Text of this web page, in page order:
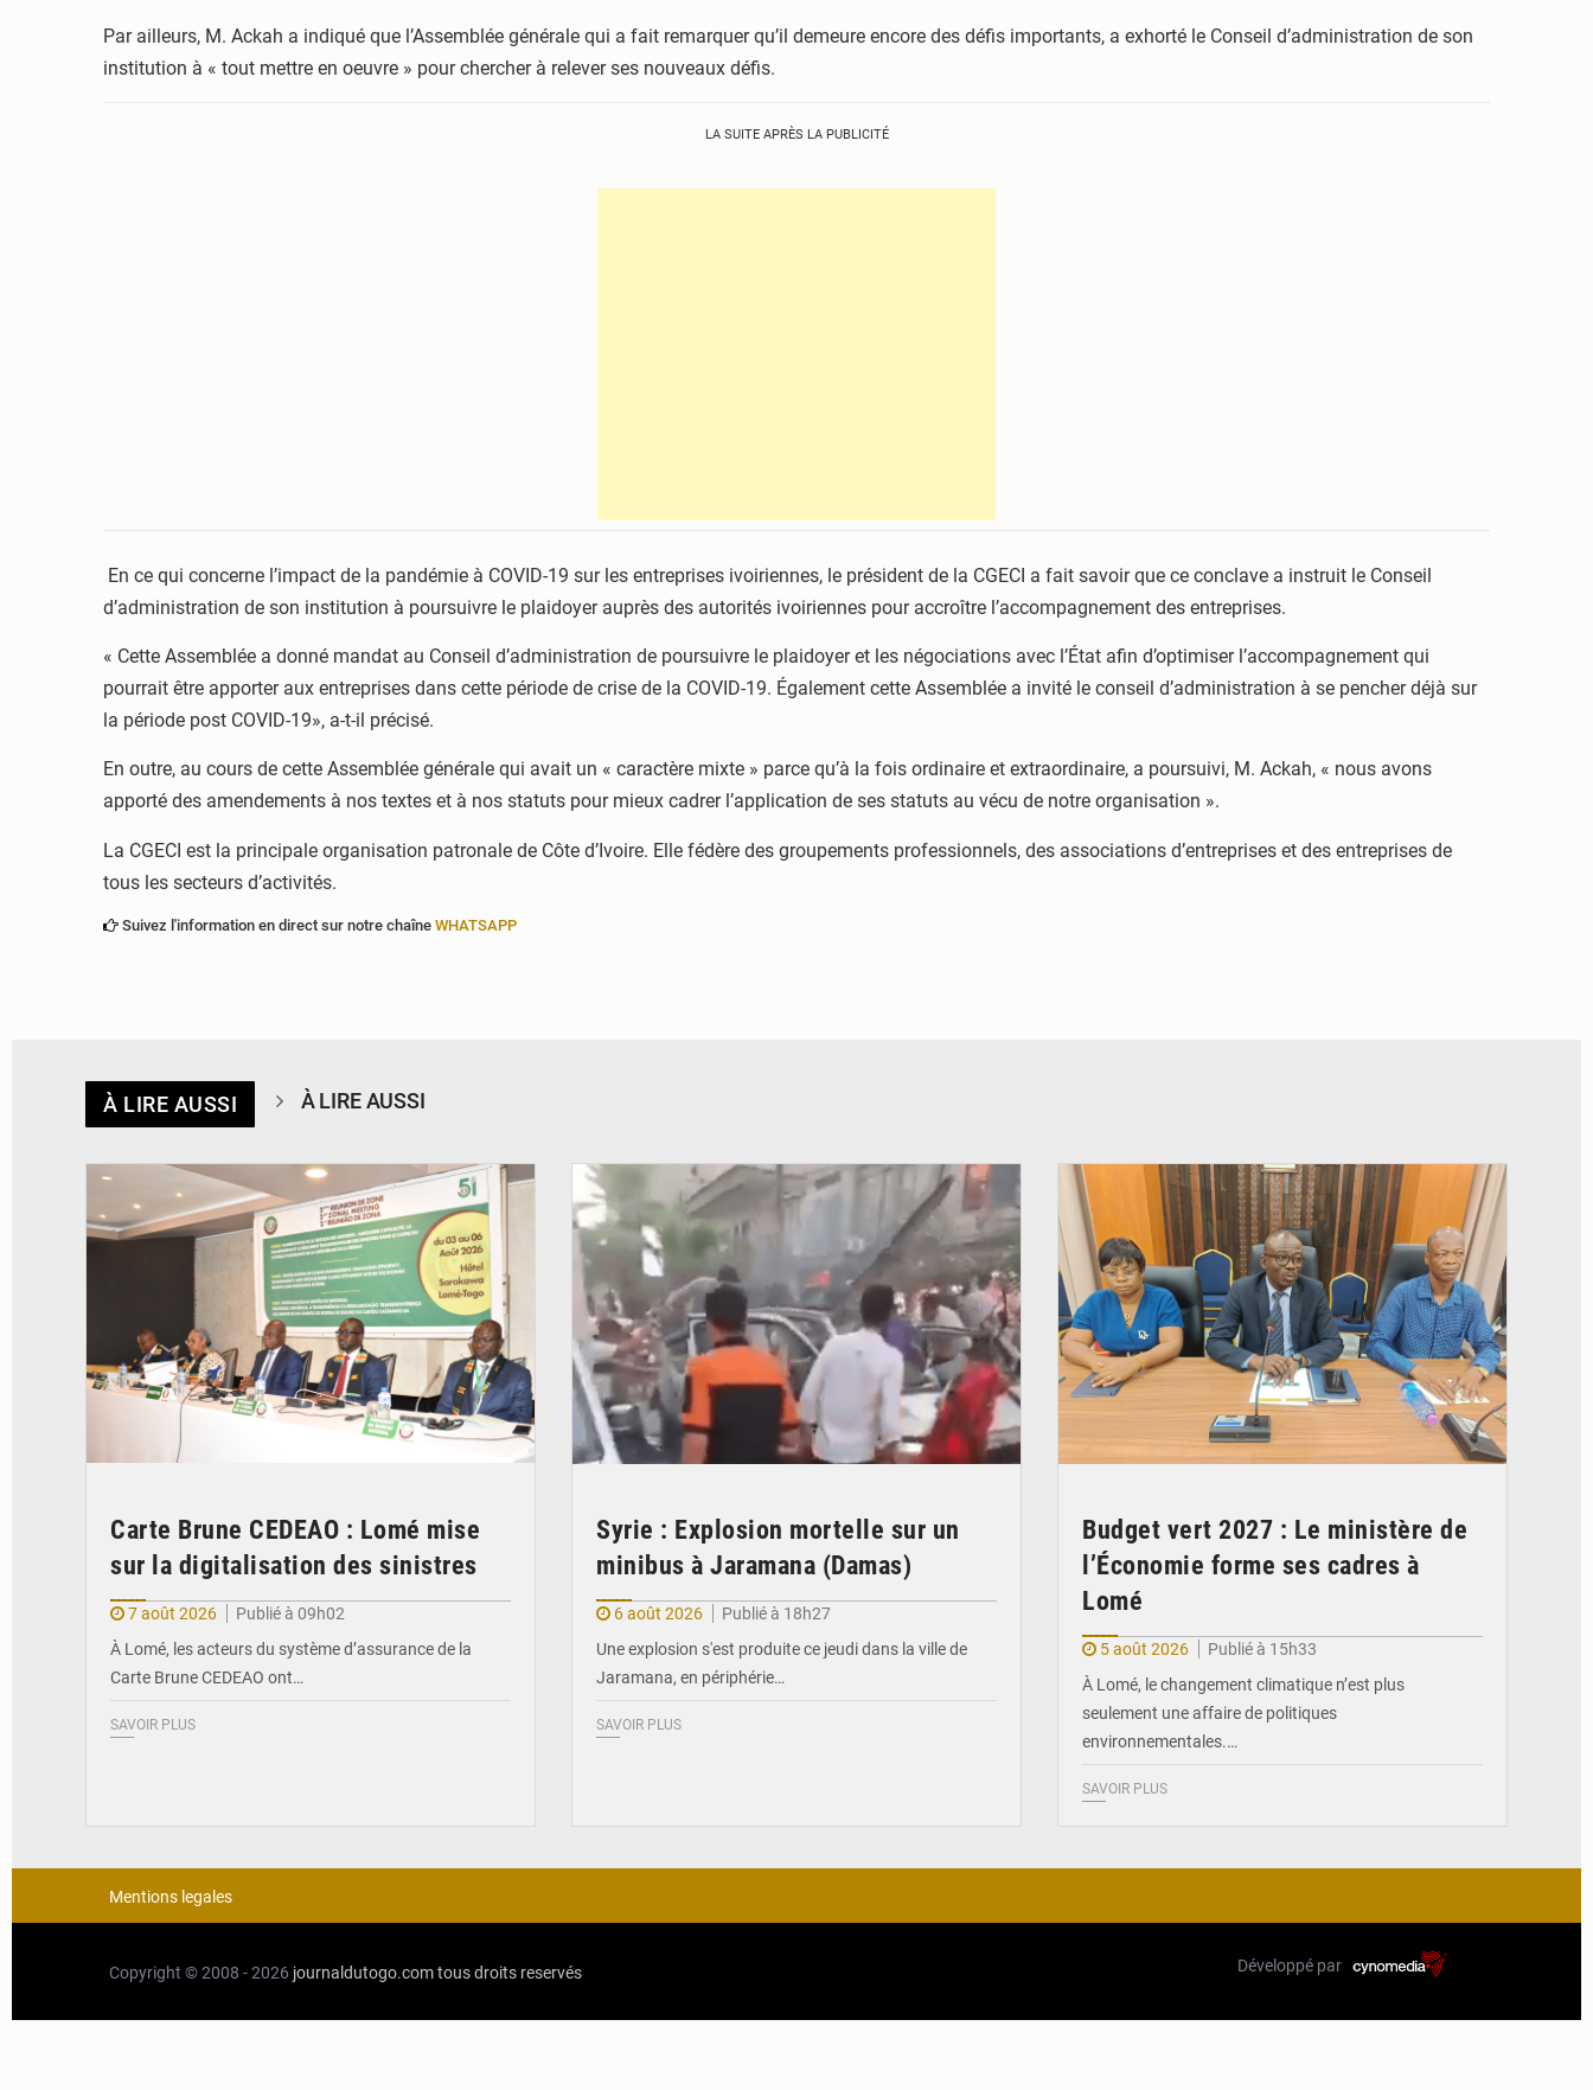
Par ailleurs, M. Ackah a indiqué que l’Assemblée générale qui a fait remarquer qu’il demeure encore des défis importants, a exhorté le Conseil d’administration de son
institution à « tout mettre en oeuvre » pour chercher à relever ses nouveaux défis.
LA SUITE APRÈS LA PUBLICITÉ
En ce qui concerne l’impact de la pandémie à COVID-19 sur les entreprises ivoiriennes, le président de la CGECI a fait savoir que ce conclave a instruit le Conseil
d’administration de son institution à poursuivre le plaidoyer auprès des autorités ivoiriennes pour accroître l’accompagnement des entreprises.
« Cette Assemblée a donné mandat au Conseil d’administration de poursuivre le plaidoyer et les négociations avec l’État afin d’optimiser l’accompagnement qui
pourrait être apporter aux entreprises dans cette période de crise de la COVID-19. Également cette Assemblée a invité le conseil d’administration à se pencher déjà sur
la période post COVID-19», a-t-il précisé.
En outre, au cours de cette Assemblée générale qui avait un « caractère mixte » parce qu’à la fois ordinaire et extraordinaire, a poursuivi, M. Ackah, « nous avons
apporté des amendements à nos textes et à nos statuts pour mieux cadrer l’application de ses statuts au vécu de notre organisation ».
La CGECI est la principale organisation patronale de Côte d’Ivoire. Elle fédère des groupements professionnels, des associations d’entreprises et des entreprises de
tous les secteurs d’activités.
Suivez l'information en direct sur notre chaîne WHATSAPP
À LIRE AUSSI À LIRE AUSSI
Carte Brune CEDEAO : Lomé mise
sur la digitalisation des sinistres
7 août 2026
Publié à 09h02
À Lomé, les acteurs du système d’assurance de la
Carte Brune CEDEAO ont…
SAVOIR PLUS
Syrie : Explosion mortelle sur un
minibus à Jaramana (Damas)
6 août 2026
Publié à 18h27
Une explosion s'est produite ce jeudi dans la ville de
Jaramana, en périphérie…
SAVOIR PLUS
Budget vert 2027 : Le ministère de
l’Économie forme ses cadres à
Lomé
5 août 2026
Publié à 15h33
À Lomé, le changement climatique n’est plus
seulement une affaire de politiques
environnementales.…
SAVOIR PLUS
Mentions legales
Copyright © 2008 - 2026 journaldutogo.comtous droits reservés Développé par